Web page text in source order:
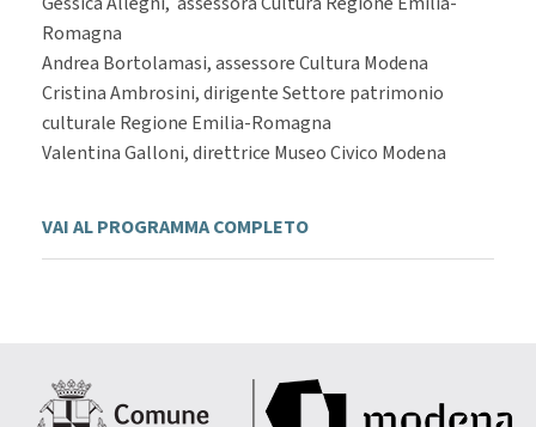
Romagna
Andrea Bortolamasi, assessore Cultura Modena
Cristina Ambrosini, dirigente Settore patrimonio
culturale Regione Emilia-Romagna
Valentina Galloni, direttrice Museo Civico Modena
VAI AL PROGRAMMA COMPLETO